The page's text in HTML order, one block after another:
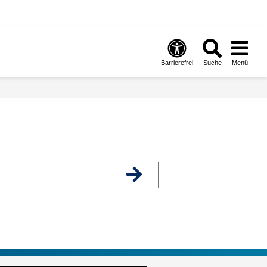
Barrierefrei Suche Menü